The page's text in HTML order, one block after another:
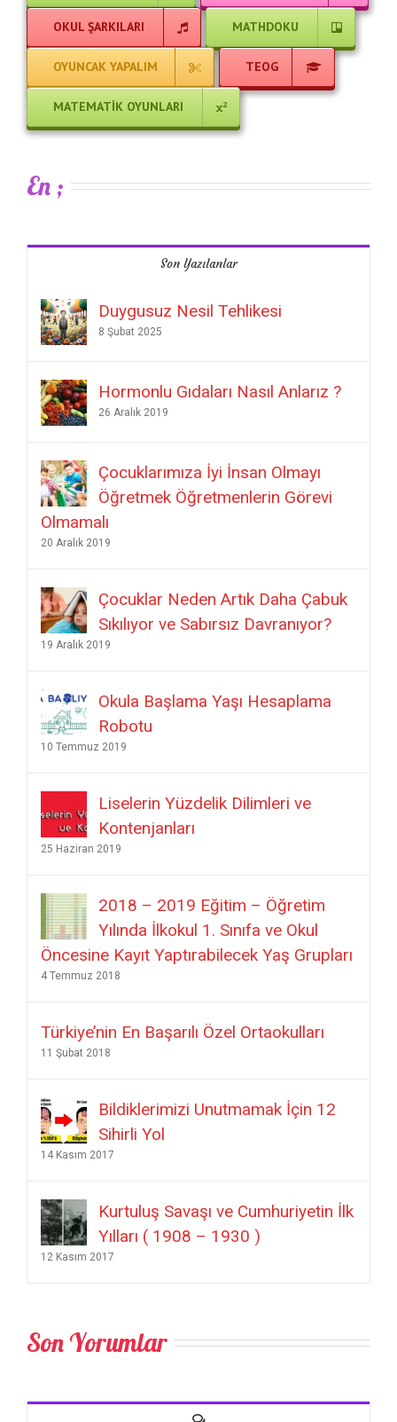
MATEMATIK OYUNLARI
En ;
26 Aralık 2019
Öğretmek Öğretmenlerin Görevi
Olmamalı
Çocuklar Neden Artık Daha Çabuk
Sıkılıyor ve Sabırsız Davranıyor?
19 Aralık 2019
Okula Başlama Yaşı Hesaplama
Robotu
10 Temmuz 2019
Liselerin Yüzdelik Dilimleri ve
Kontenjanları
25 Haziran 2019
2018 – 2019 Eğitim – Öğretim
Yılında İlkokul 1. Sınıfa ve Okul
Öncesine Kayıt Yaptırabilecek Yaş Grupları
Türkiye’nin En Başarılı Özel Ortaokulları
11 Şubat 2018
Sihirli Yol
14 Kasım 2017
Kurtuluş Savaşı ve Cumhuriyetin İlk
Yılları ( 1908 – 1930 )
12 Kasım 2017
Son Yorumlar
Hocam merhaba, Fatih Sultan